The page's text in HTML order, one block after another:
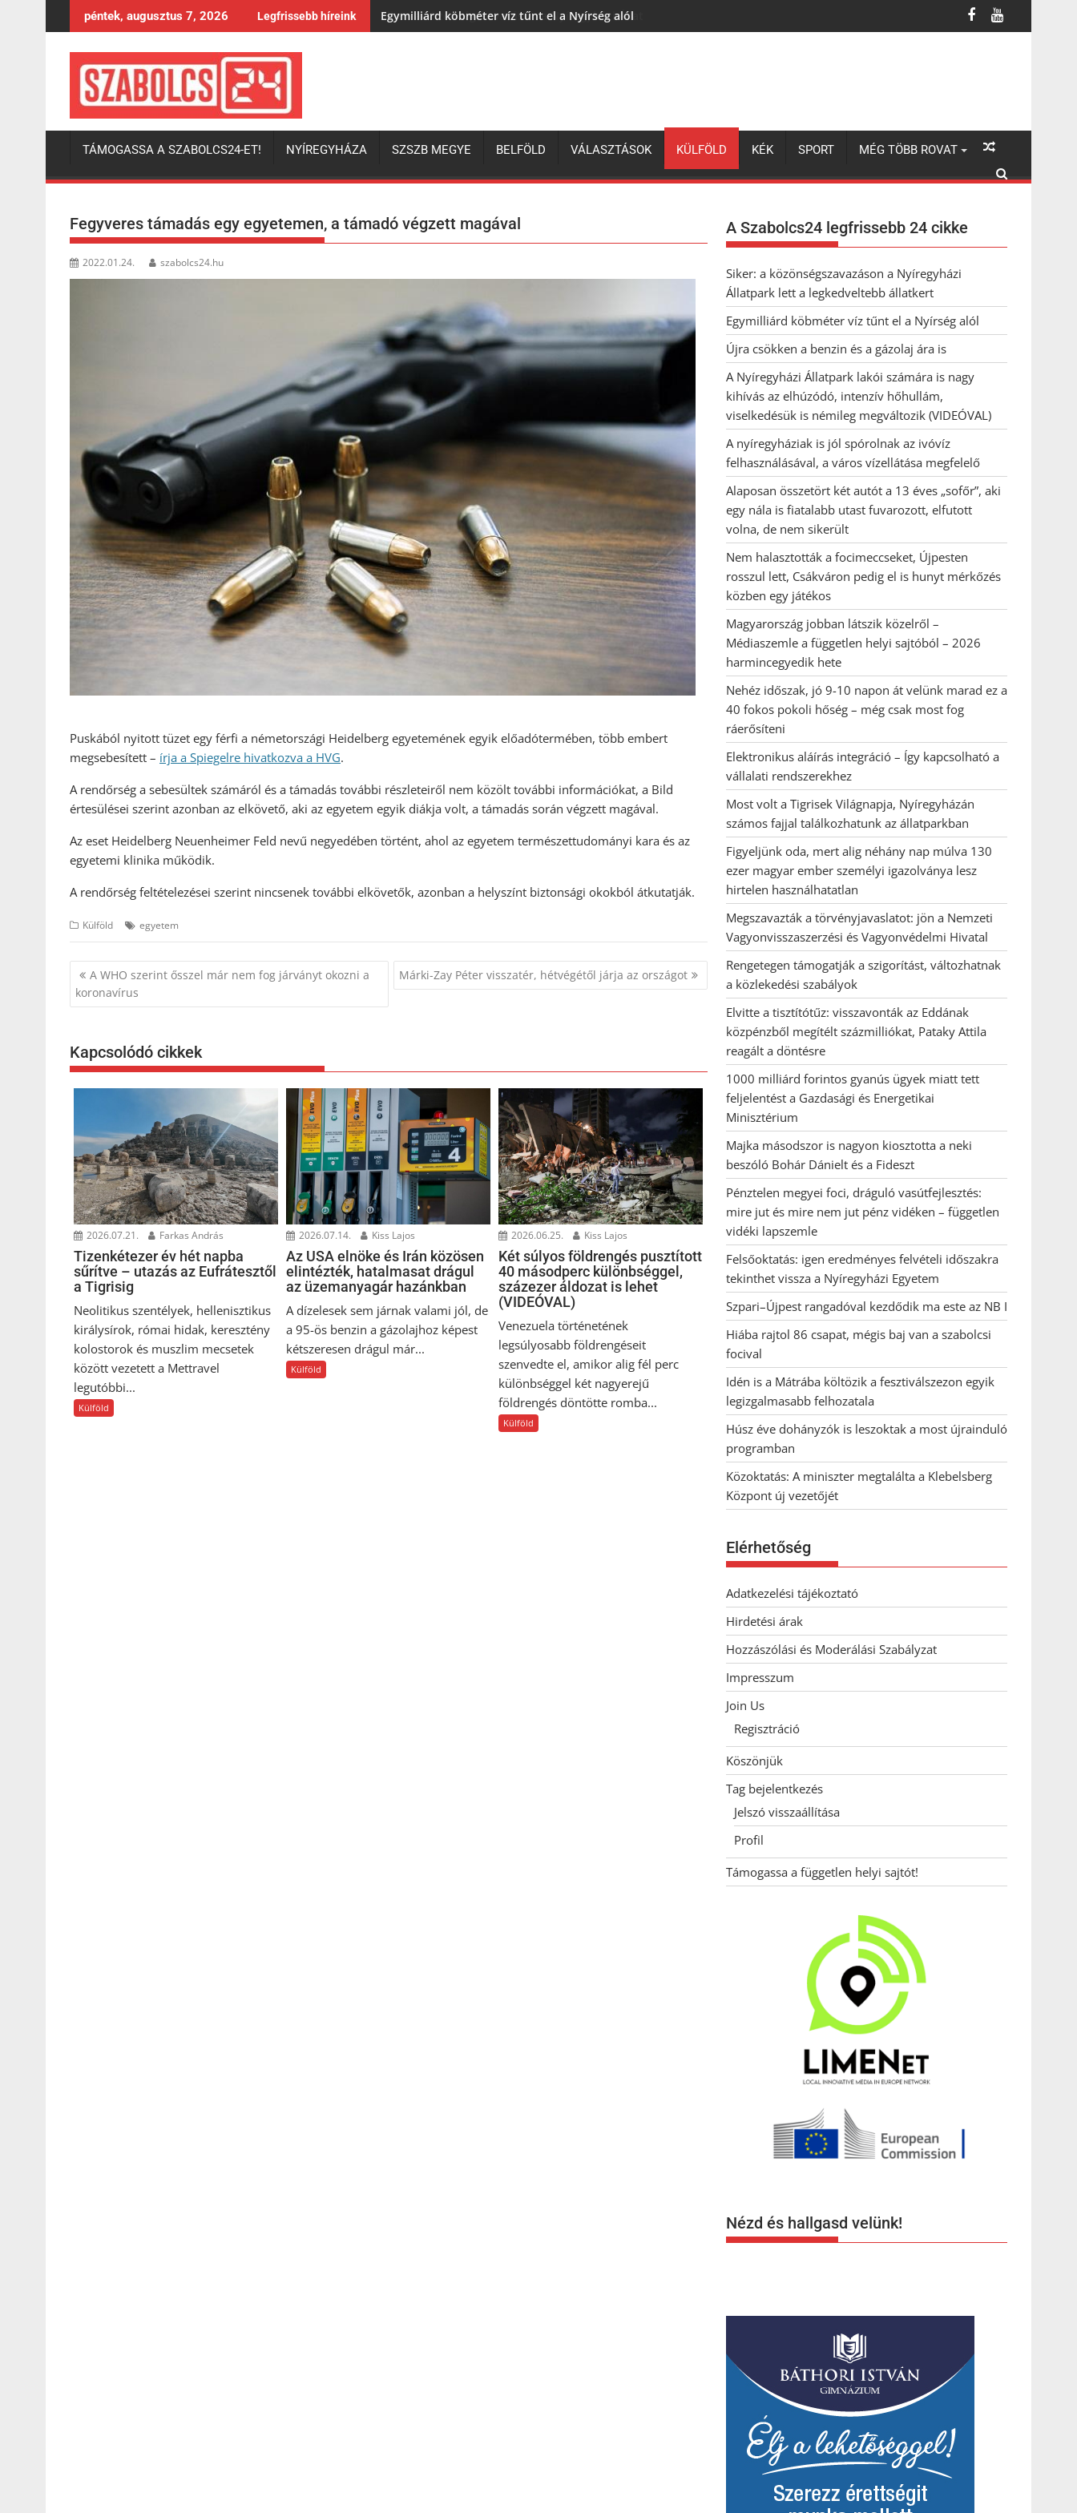
to
péntek, augusztus 7, 2026 Legfrissebb híreink Egymilliárd köbméter víz tűnt el a Nyírség alól
TÁMOGASSA A SZABOLCS24-ET! NYÍREGYHÁZA SZSZB MEGYE BELFÖLD VÁLASZTÁSOK KÜLFÖLD KÉK SPORT MÉG TÖBB ROVAT
Fegyveres támadás egy egyetemen, a támadó végzett magával
2022.01.24. szabolcs24.hu
Puskából nyitott tüzet egy férfi a németországi Heidelberg egyetemének egyik előadótermében, több embert
megsebesített – írja a Spiegelre hivatkozva a HVG.
A rendőrség a sebesültek számáról és a támadás további részleteiről nem közölt további információkat, a Bild
értesülései szerint azonban az elkövető, aki az egyetem egyik diákja volt, a támadás során végzett magával.
Az eset Heidelberg Neuenheimer Feld nevű negyedében történt, ahol az egyetem természettudományi kara és az
egyetemi klinika működik.
A rendőrség feltételezései szerint nincsenek további elkövetők, azonban a helyszínt biztonsági okokból átkutatják.
Külföld egyetem
Bejegyzés
navigáció
A WHO szerint ősszel már nem fog járványt okozni a
koronavírus
Márki-Zay Péter visszatér, hétvégétől járja az országot
Kapcsolódó cikkek
2026.07.21. Farkas András
Tizenkétezer év hét napba
sűrítve – utazás az Eufrátesztől
a Tigrisig
Neolitikus szentélyek, hellenisztikus
királysírok, római hidak, keresztény
kolostorok és muszlim mecsetek
között vezetett a Mettravel
legutóbbi...
Külföld
2026.07.14. Kiss Lajos
Az USA elnöke és Irán közösen
elintézték, hatalmasat drágul
az üzemanyagár hazánkban
A dízelesek sem járnak valami jól, de
a 95-ös benzin a gázolajhoz képest
kétszeresen drágul már...
Külföld
2026.06.25. Kiss Lajos
Két súlyos földrengés pusztított
40 másodperc különbséggel,
százezer áldozat is lehet
(VIDEÓVAL)
Venezuela történetének
legsúlyosabb földrengéseit
szenvedte el, amikor alig fél perc
különbséggel két nagyerejű
földrengés döntötte romba...
Külföld
A Szabolcs24 legfrissebb 24 cikke
Siker: a közönségszavazáson a Nyíregyházi
Állatpark lett a legkedveltebb állatkert
Egymilliárd köbméter víz tűnt el a Nyírség alól
Újra csökken a benzin és a gázolaj ára is
A Nyíregyházi Állatpark lakói számára is nagy
kihívás az elhúzódó, intenzív hőhullám,
viselkedésük is némileg megváltozik (VIDEÓVAL)
A nyíregyháziak is jól spórolnak az ivóvíz
felhasználásával, a város vízellátása megfelelő
Alaposan összetört két autót a 13 éves „sofőr”, aki
egy nála is fiatalabb utast fuvarozott, elfutott
volna, de nem sikerült
Nem halasztották a focimeccseket, Újpesten
rosszul lett, Csákváron pedig el is hunyt mérkőzés
közben egy játékos
Magyarország jobban látszik közelről –
Médiaszemle a független helyi sajtóból – 2026
harmincegyedik hete
Nehéz időszak, jó 9-10 napon át velünk marad ez a
40 fokos pokoli hőség – még csak most fog
ráerősíteni
Elektronikus aláírás integráció – Így kapcsolható a
vállalati rendszerekhez
Most volt a Tigrisek Világnapja, Nyíregyházán
számos fajjal találkozhatunk az állatparkban
Figyeljünk oda, mert alig néhány nap múlva 130
ezer magyar ember személyi igazolványa lesz
hirtelen használhatatlan
Megszavazták a törvényjavaslatot: jön a Nemzeti
Vagyonvisszaszerzési és Vagyonvédelmi Hivatal
Rengetegen támogatják a szigorítást, változhatnak
a közlekedési szabályok
Elvitte a tisztítótűz: visszavonták az Eddának
közpénzből megítélt százmilliókat, Pataky Attila
reagált a döntésre
1000 milliárd forintos gyanús ügyek miatt tett
feljelentést a Gazdasági és Energetikai
Minisztérium
Majka másodszor is nagyon kiosztotta a neki
beszóló Bohár Dánielt és a Fideszt
Pénztelen megyei foci, dráguló vasútfejlesztés:
mire jut és mire nem jut pénz vidéken – független
vidéki lapszemle
Felsőoktatás: igen eredményes felvételi időszakra
tekinthet vissza a Nyíregyházi Egyetem
Szpari–Újpest rangadóval kezdődik ma este az NB I
Hiába rajtol 86 csapat, mégis baj van a szabolcsi
focival
Idén is a Mátrába költözik a fesztiválszezon egyik
legizgalmasabb felhozatala
Húsz éve dohányzók is leszoktak a most újrainduló
programban
Közoktatás: A miniszter megtalálta a Klebelsberg
Központ új vezetőjét
Elérhetőség
Adatkezelési tájékoztató
Hirdetési árak
Hozzászólási és Moderálási Szabályzat
Impresszum
Join Us
Regisztráció
Köszönjük
Tag bejelentkezés
Jelszó visszaállítása
Profil
Támogassa a független helyi sajtót!
Nézd és hallgasd velünk!